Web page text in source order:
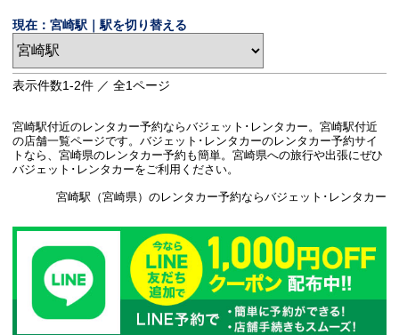
現在：宮崎駅｜駅を切り替える
表示件数1-2件 ／ 全1ページ
宮崎駅付近のレンタカー予約ならバジェット･レンタカー。宮崎駅付近
の店舗一覧ページです。バジェット･レンタカーのレンタカー予約サイ
トなら、宮崎県のレンタカー予約も簡単。宮崎県への旅行や出張にぜひ
バジェット･レンタカーをご利用ください。
宮崎駅（宮崎県）のレンタカー予約ならバジェット･レンタカー